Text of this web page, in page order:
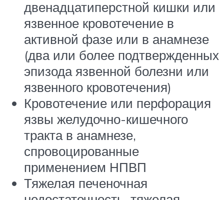
двенадцатиперстной кишки или
язвенное кровотечение в
активной фазе или в анамнезе
(два или более подтвержденных
эпизода язвенной болезни или
язвенного кровотечения)
Кровотечение или перфорация
язвы желудочно-кишечного
тракта в анамнезе,
спровоцированные
применением НПВП
Тяжелая печеночная